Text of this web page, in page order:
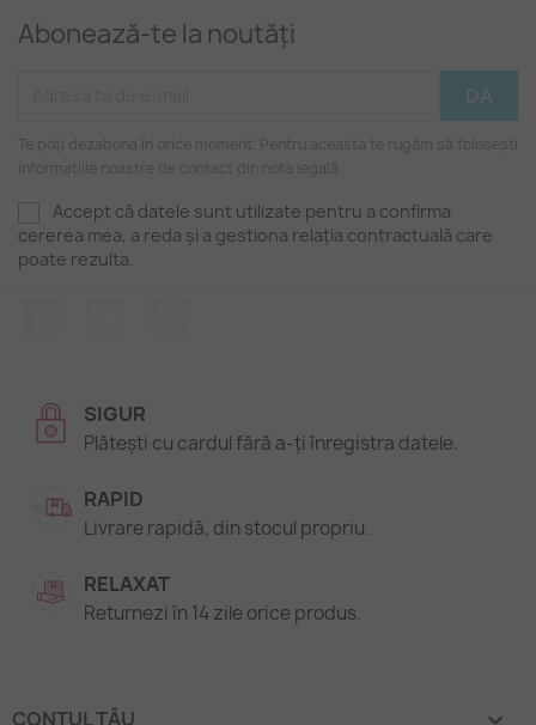
Abonează-te la noutăți
Te poți dezabona în orice moment. Pentru aceasta te rugăm să folosești
informațiile noastre de contact din nota legală.
Accept că datele sunt utilizate pentru a confirma
cererea mea, a reda și a gestiona relația contractuală care
poate rezulta.
SIGUR
Plătești cu cardul fără a-ți înregistra datele.
RAPID
Livrare rapidă, din stocul propriu.
RELAXAT
Returnezi în 14 zile orice produs.
CONTUL TĂU